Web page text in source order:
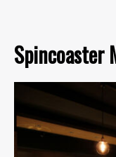
Spincoaster